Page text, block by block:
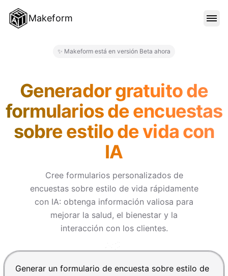
Makeform
BLOG
INICIAR SESIÓN
PROBAR GRATIS
✨ Makeform está en versión Beta ahora
Generador gratuito de
formularios de encuestas
sobre estilo de vida con
IA
Cree formularios personalizados de
encuestas sobre estilo de vida rápidamente
con IA: obtenga información valiosa para
mejorar la salud, el bienestar y la
interacción con los clientes.
Presiona Enter para enviar, Shift+Enter para añadir